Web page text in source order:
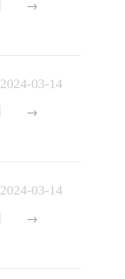
2024-03-14
2024-03-14